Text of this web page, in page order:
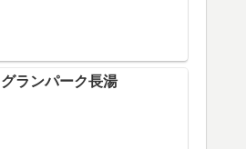
グランパーク長湯